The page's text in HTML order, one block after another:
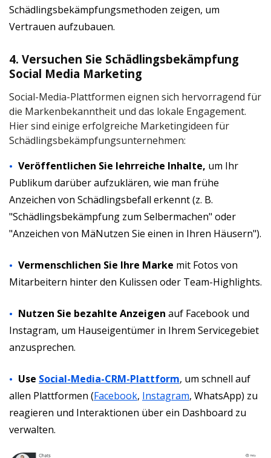
Schädlingsbekämpfungsmethoden zeigen, um
Vertrauen aufzubauen.
4. Versuchen Sie Schädlingsbekämpfung
Social Media Marketing
Social-Media-Plattformen eignen sich hervorragend für
die Markenbekanntheit und das lokale Engagement.
Hier sind einige erfolgreiche Marketingideen für
Schädlingsbekämpfungsunternehmen:
Veröffentlichen Sie lehrreiche Inhalte, um Ihr
Publikum darüber aufzuklären, wie man frühe
Anzeichen von Schädlingsbefall erkennt (z. B.
"Schädlingsbekämpfung zum Selbermachen" oder
"Anzeichen von MäNutzen Sie einen in Ihren Häusern").
Vermenschlichen Sie Ihre Marke mit Fotos von
Mitarbeitern hinter den Kulissen oder Team-Highlights.
Nutzen Sie bezahlte Anzeigen auf Facebook und
Instagram, um Hauseigentümer in Ihrem Servicegebiet
anzusprechen.
Use Social-Media-CRM-Plattform, um schnell auf
allen Plattformen (Facebook, Instagram, WhatsApp) zu
reagieren und Interaktionen über ein Dashboard zu
verwalten.